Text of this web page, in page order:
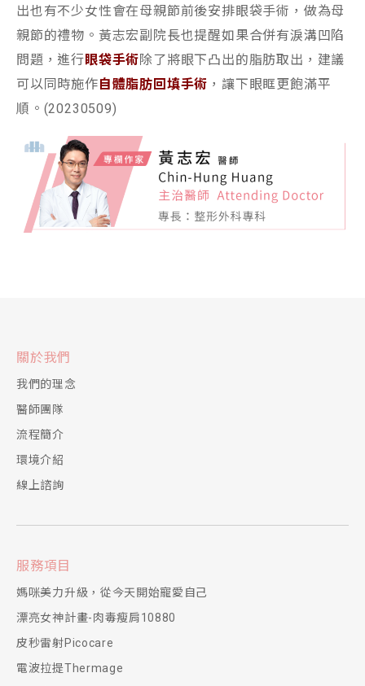
出也有不少女性會在母親節前後安排眼袋手術，做為母
親節的禮物。黃志宏副院長也提醒如果合併有淚溝凹陷
問題，進行眼袋手術除了將眼下凸出的脂肪取出，建議
可以同時施作自體脂肪回填手術 ，讓下眼眶更飽滿平
順。(20230509)
關於我們
我們的理念
醫師團隊
流程簡介
環境介紹
線上諮詢
服務項目
媽咪美力升級，從今天開始寵愛自己
漂亮女神計畫-肉毒瘦肩10880
皮秒雷射Picocare
電波拉提Thermage